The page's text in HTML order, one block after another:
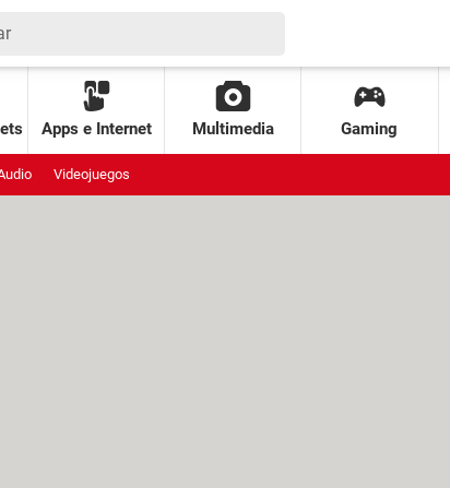
Apps e Internet Multimedia Gaming
Videojuegos